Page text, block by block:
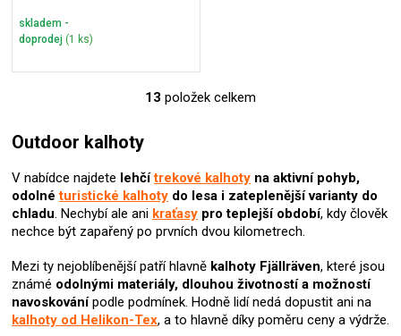
skladem -
doprodej (1 ks)
O
d
a
c
í
p
r
v
k
y
v
13 položek celkem
Outdoor kalhoty
V nabídce najdete lehčítrekové kalhoty na aktivní pohyb,
odolnéturistické kalhoty do lesa i zateplenější varianty do
chladu. Nechybí ale ani kraťasy pro teplejší období, kdy člověk
nechce být zapařený po prvních dvou kilometrech.
Mezi ty nejoblíbenější patří hlavně kalhoty Fjällräven, které jsou
známé odolnými materiály, dlouhou životností a možností
navoskovánípodle podmínek. Hodně lidí nedá dopustit ani na
kalhoty od Helikon-Tex, a to hlavně díky poměru ceny a výdrže.